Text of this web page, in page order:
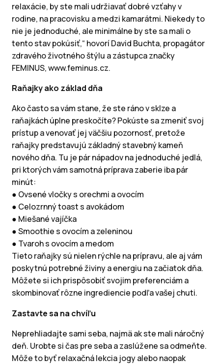
relaxácie, by ste mali udržiavať dobré vzťahy v
rodine, na pracovisku a medzi kamarátmi. Niekedy to
nie je jednoduché, ale minimálne by ste sa mali o
tento stav pokúsiť,“ hovorí David Buchta, propagátor
zdravého životného štýlu a zástupca značky
FEMINUS, www.feminus.cz.
Raňajky ako základ dňa
Ako často sa vám stane, že ste ráno v sklze a
raňajkách úplne preskočíte? Pokúste sa zmeniť svoj
prístup a venovať jej väčšiu pozornosť, pretože
raňajky predstavujú základný stavebný kameň
nového dňa. Tu je pár nápadov na jednoduché jedlá,
pri ktorých vám samotná príprava zaberie iba pár
minút:
● Ovsené vločky s orechmi a ovocím
● Celozrnný toast s avokádom
● Miešané vajíčka
● Smoothie s ovocím a zeleninou
● Tvaroh s ovocím a medom
Tieto raňajky sú nielen rýchle na prípravu, ale aj vám
poskytnú potrebné živiny a energiu na začiatok dňa.
Môžete si ich prispôsobiť svojim preferenciám a
skombinovať rôzne ingrediencie podľa vašej chuti.
Zastavte sa na chvíľu
Neprehliadajte sami seba, najmä ak ste mali náročný
deň. Urobte si čas pre seba a zaslúžene sa odmeňte.
Môže to byť relaxačná lekcia jogy alebo naopak